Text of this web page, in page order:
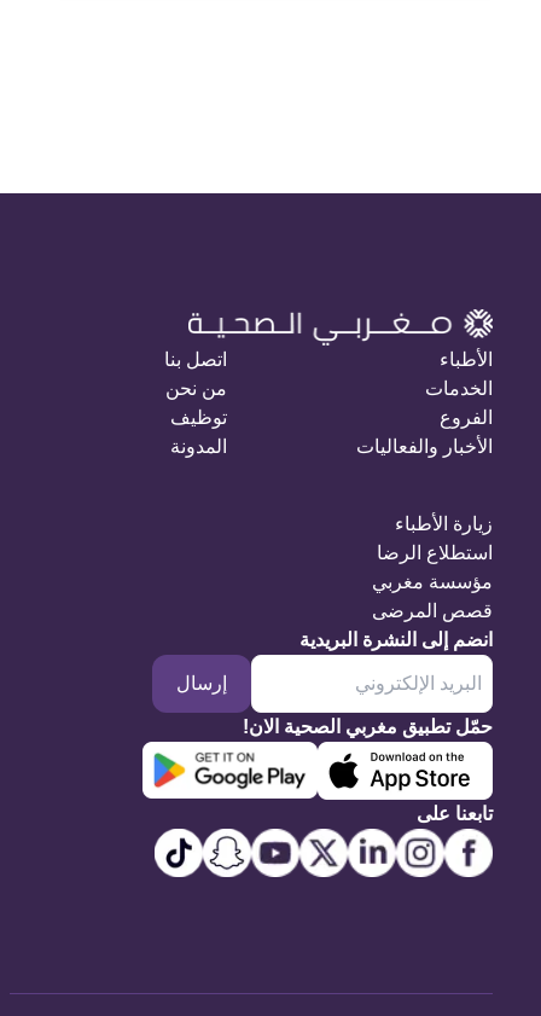
الأطباء
الخدمات
الفروع
الأخبار والفعاليات
اتصل بنا
من نحن
توظيف
المدونة
زيارة الأطباء
استطلاع الرضا
مؤسسة مغربي
قصص المرضى
انضم إلى النشرة البريدية
إرسال
حمّل تطبيق مغربي الصحية الان!
تابعنا على